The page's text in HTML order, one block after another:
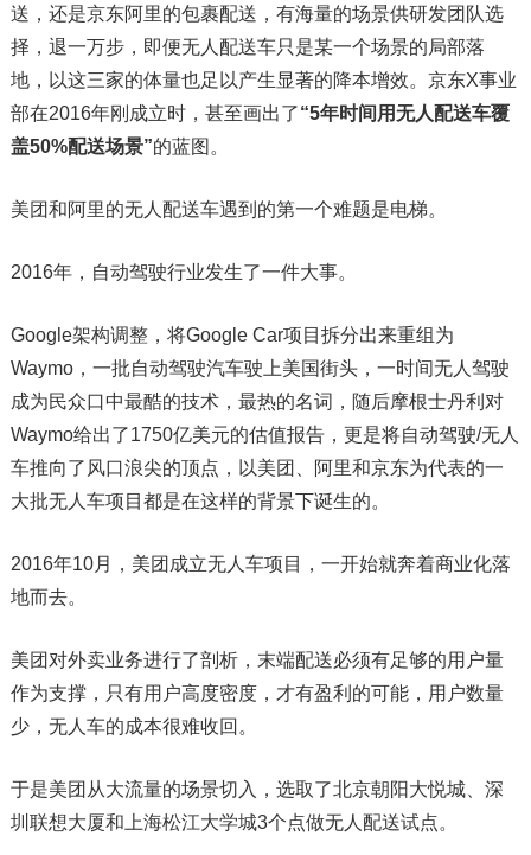
送，还是京东阿里的包裹配送，有海量的场景供研发团队选
择，退一万步，即便无人配送车只是某一个场景的局部落
地，以这三家的体量也足以产生显著的降本增效。京东X事业
部在2016年刚成立时，甚至画出了“5年时间用无人配送车覆
盖50%配送场景”的蓝图。
美团和阿里的无人配送车遇到的第一个难题是电梯。
2016年，自动驾驶行业发生了一件大事。
Google架构调整，将Google Car项目拆分出来重组为
Waymo，一批自动驾驶汽车驶上美国街头，一时间无人驾驶
成为民众口中最酷的技术，最热的名词，随后摩根士丹利对
Waymo给出了1750亿美元的估值报告，更是将自动驾驶/无人
车推向了风口浪尖的顶点，以美团、阿里和京东为代表的一
大批无人车项目都是在这样的背景下诞生的。
2016年10月，美团成立无人车项目，一开始就奔着商业化落
地而去。
美团对外卖业务进行了剖析，末端配送必须有足够的用户量
作为支撑，只有用户高度密度，才有盈利的可能，用户数量
少，无人车的成本很难收回。
于是美团从大流量的场景切入，选取了北京朝阳大悦城、深
圳联想大厦和上海松江大学城3个点做无人配送试点。